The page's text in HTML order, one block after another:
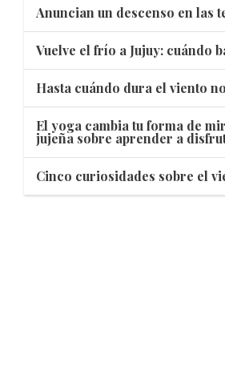
Anuncian un descenso en las
Vuelve el frío a Jujuy: cuándo
Hasta cuándo dura el viento
El yoga cambia tu forma de
jujeña sobre aprender a
Cinco curiosidades sobre el